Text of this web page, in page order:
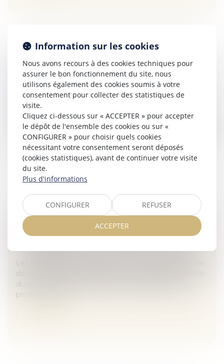
DANS LE BTP, LE TAUX DE « FACTURES
BLOQUÉES » EST DE 1 SUR 7 - LE MONITEUR
Veille juridique
La 2e édition du baromètre trimestriel Médiateur des
entreprises – Sidetrade, dévoilée ce 13 février, confirme
une stabilité des indicateurs. Les pratiques des
entreprises du BT...
Lire la suite
L'ORGANISATION PROVISOIRE DU DIVORCE
PEUT DURER - 11/02/2018 - LADEPECHE.FR
Les mesures provisoires lors du divorce peuvent durer
des années, et parmi elles, figure l'occupation gratuite
du domicile par l'un des époux. Le jugement qui
prononce le div...
Information sur les cookies
Nous avons recours à des cookies techniques pour
assurer le bon fonctionnement du site, nous
utilisons également des cookies soumis à votre
consentement pour collecter des statistiques de
visite.
Cliquez ci-dessous sur « ACCEPTER » pour accepter
le dépôt de l'ensemble des cookies ou sur «
CONFIGURER » pour choisir quels cookies
nécessitant votre consentement seront déposés
(cookies statistiques), avant de continuer votre visite
du site.
Plus d'informations
CONFIGURER REFUSER
ACCEPTER